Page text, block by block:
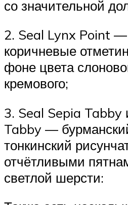
со значительной
2. Seal Lynx Point
коричневые
фоне цвета
кремового;
3. Seal Sepia Tabby
Tabby —
тонкинский
отчётливыми
светлой шерсти: